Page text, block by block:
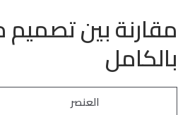
مقارنة بين
بالكامل
العنصر